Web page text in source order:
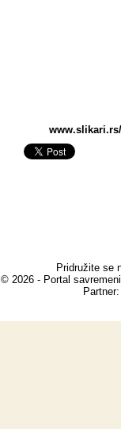
Pridružite se
© 2026 - Portal